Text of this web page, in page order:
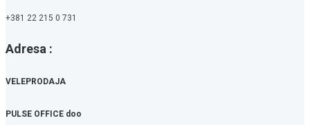
+381 22 215 0 731
Adresa :
VELEPRODAJA
PULSE OFFICE doo